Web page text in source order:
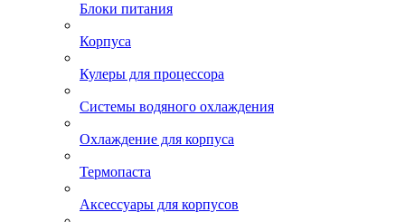
Блоки питания
Корпуса
Кулеры для процессора
Системы водяного охлаждения
Охлаждение для корпуса
Термопаста
Аксессуары для корпусов